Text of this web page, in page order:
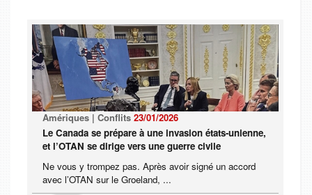
Amériques | Conflits 23/01/2026
Le Canada se prépare à une invasion états-unienne,
et l’OTAN se dirige vers une guerre civile
Ne vous y trompez pas. Après avoir signé un accord
avec l’OTAN sur le Groeland, ...